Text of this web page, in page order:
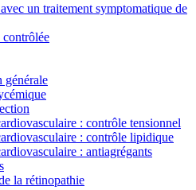
un traitement symptomatique de
générale
: contrôle tensionnel
: contrôle lipidique
: antiagrégants
la rétinopathie